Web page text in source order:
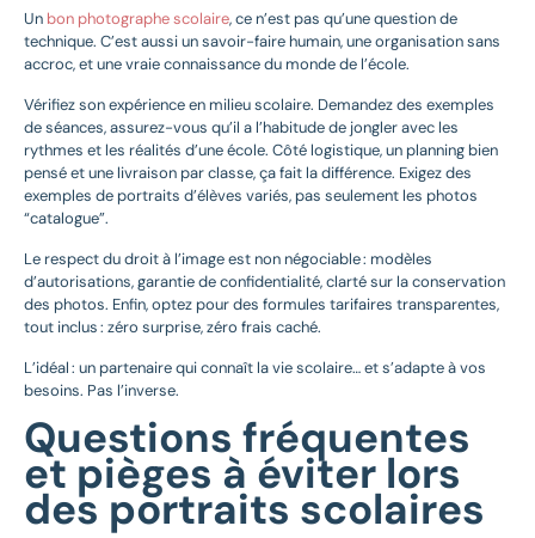
Un bon photographe scolaire, ce n’est pas qu’une question de
technique. C’est aussi un savoir-faire humain, une organisation sans
accroc, et une vraie connaissance du monde de l’école.
Vérifiez son expérience en milieu scolaire. Demandez des exemples
de séances, assurez-vous qu’il a l’habitude de jongler avec les
rythmes et les réalités d’une école. Côté logistique, un planning bien
pensé et une livraison par classe, ça fait la différence. Exigez des
exemples de portraits d’élèves variés, pas seulement les photos
“catalogue”.
Le respect du droit à l’image est non négociable : modèles
d’autorisations, garantie de confidentialité, clarté sur la conservation
des photos. Enfin, optez pour des formules tarifaires transparentes,
tout inclus : zéro surprise, zéro frais caché.
L’idéal : un partenaire qui connaît la vie scolaire… et s’adapte à vos
besoins. Pas l’inverse.
Questions fréquentes
et pièges à éviter lors
des portraits scolaires